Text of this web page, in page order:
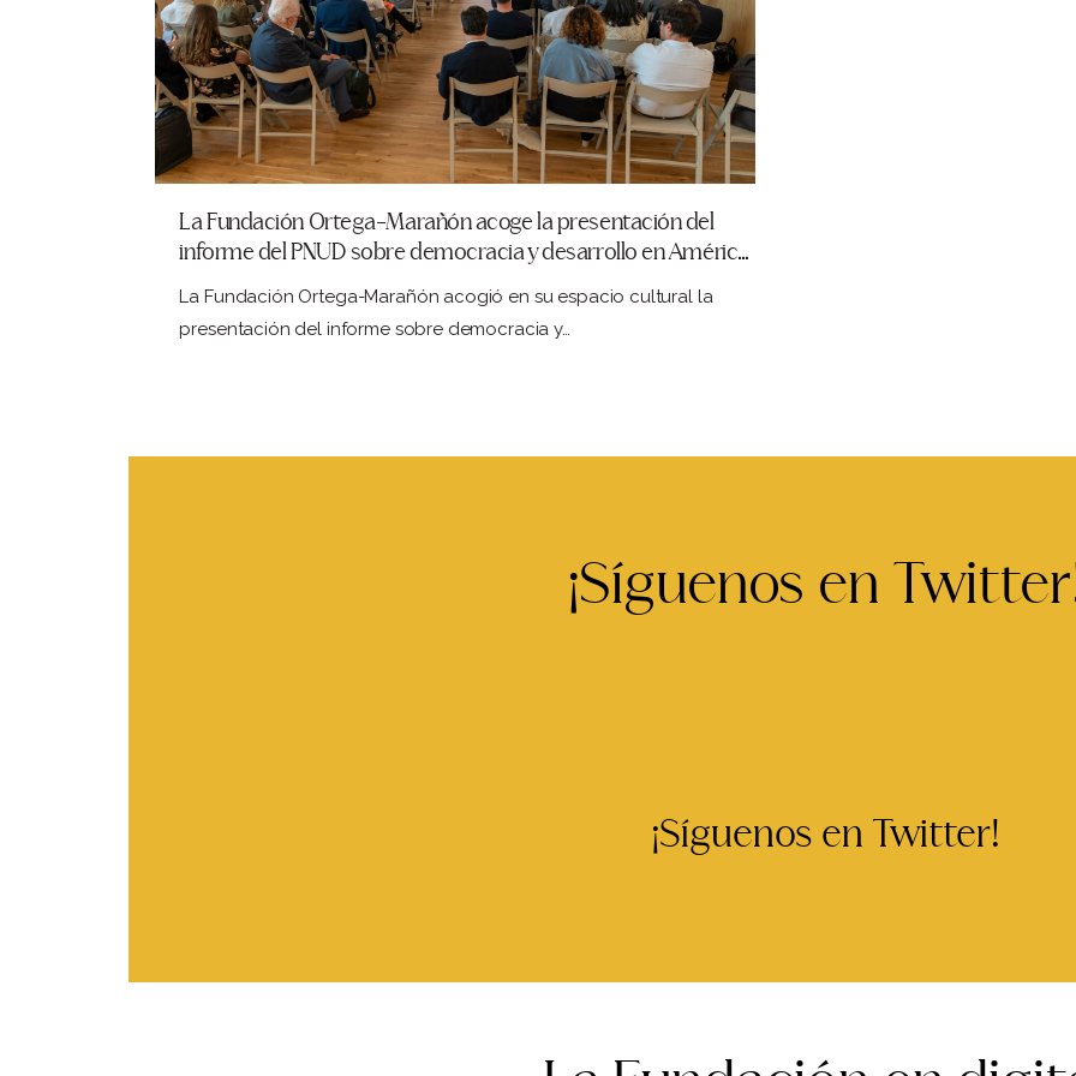
La Fundación Ortega-Marañón acoge la presentación del
informe del PNUD sobre democracia y desarrollo en América
La Fundación Ortega-Marañón acogió en su espacio cultural la
presentación del informe sobre democracia y…
¡Síguenos en
¡Síguenos en Twitter!